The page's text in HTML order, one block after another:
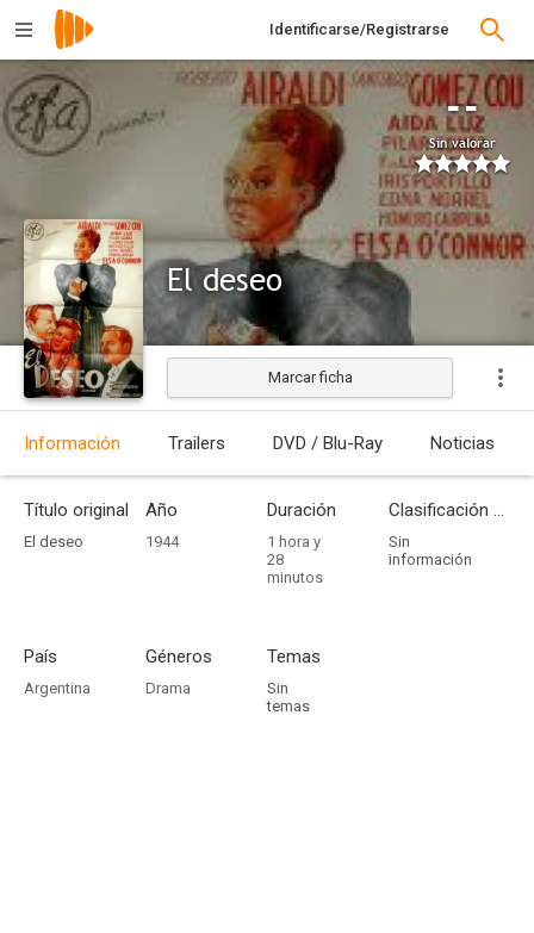
Identificarse/Registrarse
--
Sin valorar
El deseo
Estrenada
Marcar ficha
Información Trailers DVD / Blu-Ray Noticias
Título original
El deseo
Año
1944
Duración
1 hora y
28
minutos
Clasificación por edades
Sin
información
País
Argentina
Géneros
Drama
Temas
Sin
temas